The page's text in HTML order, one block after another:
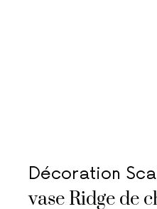
Décoration
vase Ridge de